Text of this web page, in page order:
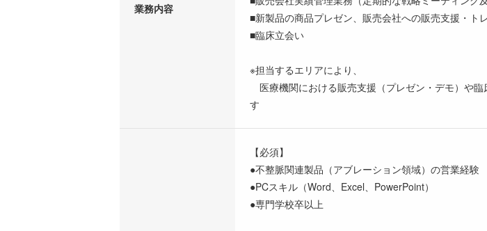
業務内容
■新製品の商品プレゼン、販売会社への販売支援・ト
■臨床立会い
※担当するエリアにより、
医療機関における販売支援（プレゼン・デモ）や
す
【必須】
●不整脈関連製品（アブレーション領域）の営業経験
●PCスキル（Word、Excel、PowerPoint）
●専門学校卒以上